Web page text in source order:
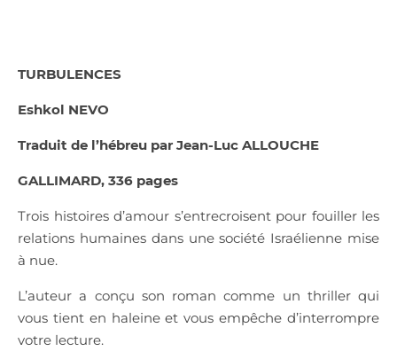
TURBULENCES
Eshkol NEVO
Traduit de l’hébreu par Jean-Luc ALLOUCHE
GALLIMARD, 336 pages
Trois histoires d’amour s’entrecroisent pour fouiller les
relations humaines dans une société Israélienne mise
à nue.
L’auteur a conçu son roman comme un thriller qui
vous tient en haleine et vous empêche d’interrompre
votre lecture.